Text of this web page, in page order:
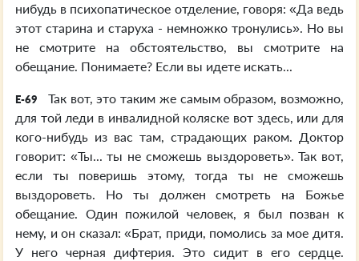
нибудь в психопатическое отделение, говоря: «Да ведь
этот старина и старуха - немножко тронулись». Но вы
не смотрите на обстоятельство, вы смотрите на
обещание. Понимаете? Если вы идете искать...
E-69
Так вот, это таким же самым образом, возможно,
для той леди в инвалидной коляске вот здесь, или для
кого-нибудь из вас там, страдающих раком. Доктор
говорит: «Ты... ты не сможешь выздороветь». Так вот,
если ты поверишь этому, тогда ты не сможешь
выздороветь. Но ты должен смотреть на Божье
обещание. Один пожилой человек, я был позван к
нему, и он сказал: «Брат, приди, помолись за мое дитя.
У него черная дифтерия. Это сидит в его сердце.